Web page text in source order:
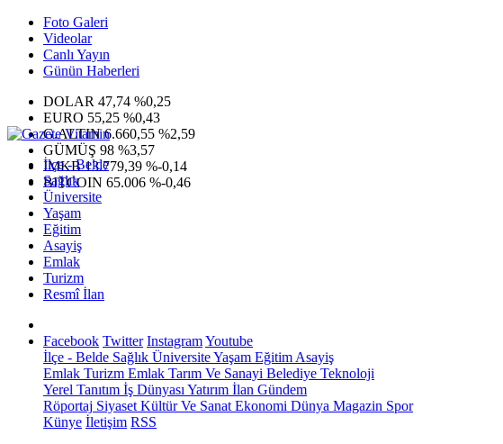
Foto Galeri
Videolar
Canlı Yayın
Günün Haberleri
DOLAR 47,74 %0,25
EURO 55,25 %0,43
G.ALTIN6.660,55 %2,59
GÜMÜŞ 98 %3,57
IMKB13.779,39 %-0,14
BITCOIN 65.006 %-0,46
İlçe - Belde
Sağlık
Üniversite
Yaşam
Eğitim
Asayiş
Emlak
Turizm
Resmî İlan
Facebook Twitter InstagramYoutube
İlçe - Belde Sağlık ÜniversiteYaşam Eğitim Asayiş
Emlak Turizm Emlak Tarım Ve Sanayi Belediye Teknoloji
Yerel Tanıtım İş Dünyası Yatırım İlan Gündem
Röportaj Siyaset Kültür Ve Sanat Ekonomi Dünya Magazin Spor
Künye İletişim RSS